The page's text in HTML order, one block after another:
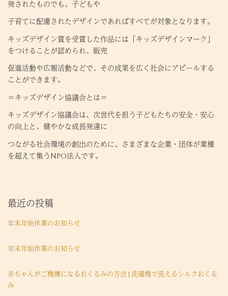
発されたものでも、子どもや
子育てに配慮されたデザインであればすべてが対象となります。
キッズデザイン賞を受賞した作品には「キッズデザインマーク」
をつけることが認められ、販売
促進活動や広報活動などで、その成果を広く社会にアピールする
ことができます。
＝キッズデザイン協議会とは＝
キッズデザイン協議会は、次世代を担う子どもたちの安全・安心
の向上と、健やかな成長発達に
つながる社会環境の創出のために、さまざまな企業・団体が業種
を超えて集うNPO法人です。
最近の投稿
年末年始休業のお知らせ
年末年始休業のお知らせ
赤ちゃんがご機嫌になるおくるみの方法 | 洗濯機で洗えるシルクおくる
み